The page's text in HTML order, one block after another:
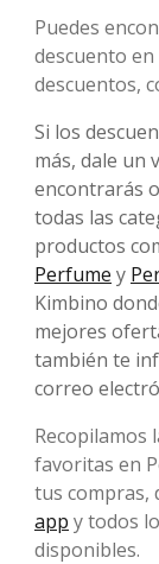
Puedes
descuento
descuentos,
Si los
más, dale un
encontrarás
todas las
productos
Perfume y
Kimbino
mejores
también te
correo
Recopilamos
favoritas en
tus compras,
app y todos
disponibles.